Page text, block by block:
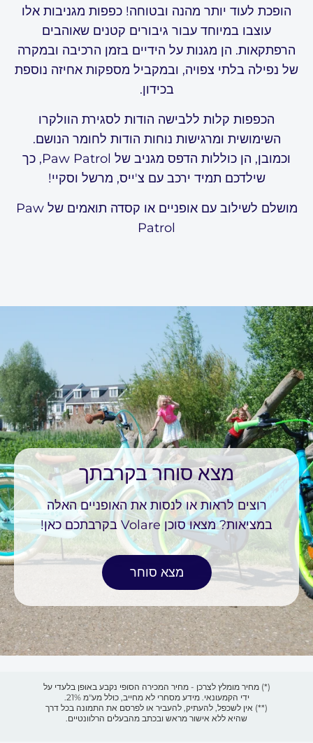
הופכת לעוד יותר מהנה ובטוחה! כפפות מגניבות אלו
עוצבו במיוחד עבור גיבורים קטנים שאוהבים
הרפתקאות. הן מגנות על הידיים בזמן הרכיבה ובמקרה
של נפילה בלתי צפויה, ובמקביל מספקות אחיזה נוספת
בכידון.
הכפפות קלות ללבישה הודות לסגירת הוולקרו
השימושית ומרגישות נוחות הודות לחומר הנושם.
וכמובן, הן כוללות הדפס מגניב של Paw Patrol, כך
שילדכם תמיד ירכב עם צ'ייס, מרשל וסקיי!
מושלם לשילוב עם אופניים או קסדה תואמים של Paw
Patrol
מצא סוחר בקרבתך
רוצים לראות או לנסות את האופניים האלה
במציאות? מצאו סוכן Volare בקרבתכם כאן!
מצא סוחר
(*) מחיר מומלץ לצרכן - מחיר המכירה הסופי נקבע באופן בלעדי על
ידי הקמעונאי. מידע מסחרי לא מחייב, כולל מע"מ 21%.
(**) אין לשכפל, להעתיק, להעביר או לפרסם את התמונה בכל דרך
שהיא ללא אישור מראש ובכתב מהבעלים הרלוונטיים.